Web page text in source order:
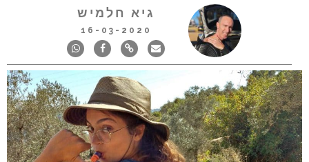
גיא חלמיש
16-03-2020